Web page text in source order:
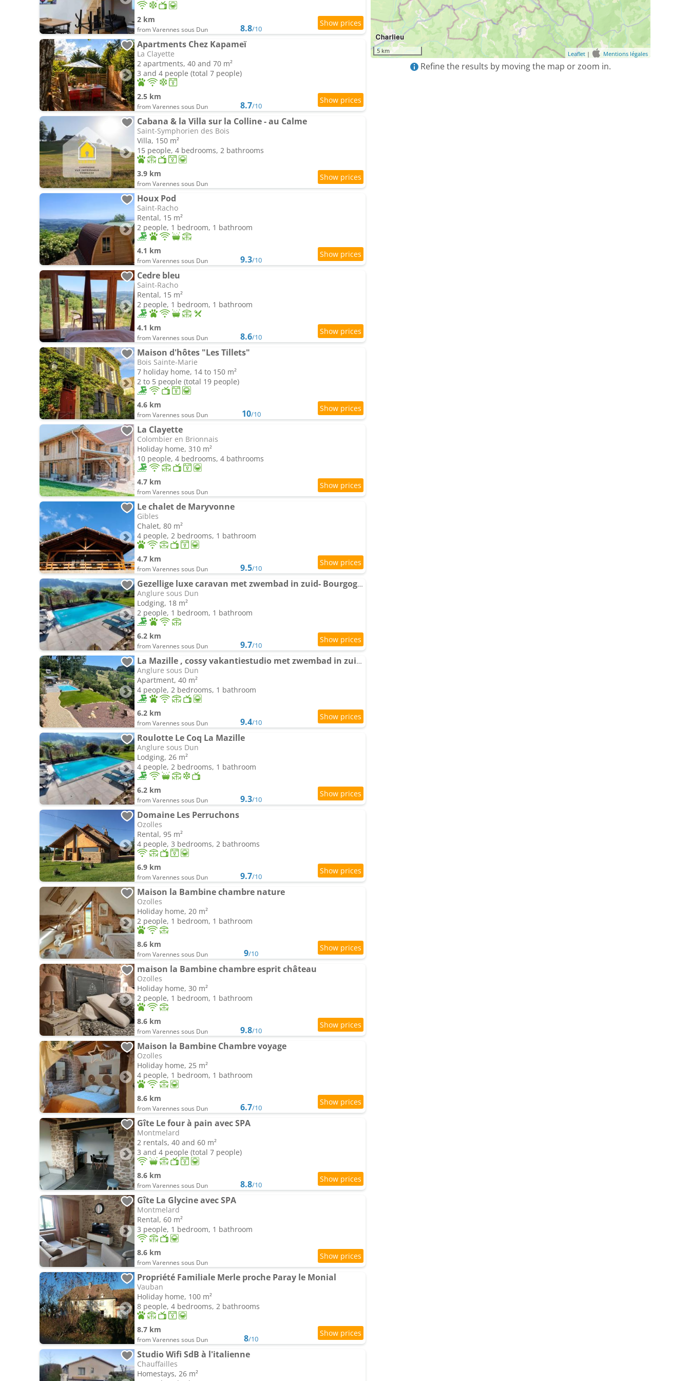
2 km
from Varennes sous Dun 8.8/10
Apartments Chez Kapameï
La Clayette
2 apartments, 40 and 70 m²
3 and 4 people (total 7 people)
2.5 km
from Varennes sous Dun 8.7/10
Cabana & la Villa sur la Colline - au Calme
Saint-Symphorien des Bois
Villa, 150 m²
15 people, 4 bedrooms, 2 bathrooms
3.9 km
from Varennes sous Dun
Houx Pod
Saint-Racho
Rental, 15 m²
2 people, 1 bedroom, 1 bathroom
4.1 km
from Varennes sous Dun 9.3/10
Cedre bleu
Saint-Racho
Rental, 15 m²
2 people, 1 bedroom, 1 bathroom
4.1 km
from Varennes sous Dun 8.6/10
Maison d'hôtes "Les Tillets"
Bois Sainte-Marie
7 holiday home, 14 to 150 m²
2 to 5 people (total 19 people)
4.6 km
from Varennes sous Dun 10/10
La Clayette
Colombier en Brionnais
Holiday home, 310 m²
10 people, 4 bedrooms, 4 bathrooms
4.7 km
from Varennes sous Dun
Le chalet de Maryvonne
Gibles
Chalet, 80 m²
4 people, 2 bedrooms, 1 bathroom
4.7 km
from Varennes sous Dun 9.5/10
Gezellige luxe caravan met zwembad in zuid- Bourgogne
Anglure sous Dun
Lodging, 18 m²
2 people, 1 bedroom, 1 bathroom
6.2 km
from Varennes sous Dun 9.7/10
La Mazille , cossy vakantiestudio met zwembad in zuid-Bourgogne
Anglure sous Dun
Apartment, 40 m²
4 people, 2 bedrooms, 1 bathroom
6.2 km
from Varennes sous Dun 9.4/10
Roulotte Le Coq La Mazille
Anglure sous Dun
Lodging, 26 m²
4 people, 2 bedrooms, 1 bathroom
6.2 km
from Varennes sous Dun 9.3/10
Domaine Les Perruchons
Ozolles
Rental, 95 m²
4 people, 3 bedrooms, 2 bathrooms
6.9 km
from Varennes sous Dun 9.7/10
Maison la Bambine chambre nature
Ozolles
Holiday home, 20 m²
2 people, 1 bedroom, 1 bathroom
8.6 km
from Varennes sous Dun 9/10
maison la Bambine chambre esprit château
Ozolles
Holiday home, 30 m²
2 people, 1 bedroom, 1 bathroom
8.6 km
from Varennes sous Dun 9.8/10
Maison la Bambine Chambre voyage
Ozolles
Holiday home, 25 m²
4 people, 1 bedroom, 1 bathroom
8.6 km
from Varennes sous Dun 6.7/10
Gîte Le four à pain avec SPA
Montmelard
2 rentals, 40 and 60 m²
3 and 4 people (total 7 people)
8.6 km
from Varennes sous Dun 8.8/10
Gîte La Glycine avec SPA
Montmelard
Rental, 60 m²
3 people, 1 bedroom, 1 bathroom
8.6 km
from Varennes sous Dun
Propriété Familiale Merle proche Paray le Monial
Vauban
Holiday home, 100 m²
8 people, 4 bedrooms, 2 bathrooms
8.7 km
from Varennes sous Dun 8/10
Studio Wifi SdB à l'italienne
Chauffailles
Homestays, 26 m²
5 km Leaflet | Mentions légales
Refine the results by moving the map or zoom in.